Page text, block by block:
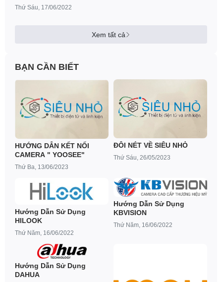
Thứ Sáu, 17/06/2022
Xem tất cả
BẠN CẦN BIẾT
HƯỚNG DẪN KẾT NỐI
CAMERA " YOOSEE"
Thứ Ba, 13/06/2023
ĐÔI NÉT VỀ SIÊU NHỎ
Thứ Sáu, 26/05/2023
Hướng Dẫn Sử Dụng
HILOOK
Thứ Năm, 16/06/2022
Hướng Dẫn Sử Dụng
KBVISION
Thứ Năm, 16/06/2022
Hướng Dẫn Sử Dụng
DAHUA